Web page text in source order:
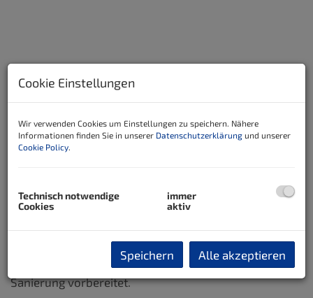
Beschreibung
steht in zentrale Lage von Bad Tatzmannsdorf!
Dieses Haus wurde bereits entkernt und für eine
Sanierung vorbereitet.
Cookie Einstellungen
Wir verwenden Cookies um Einstellungen zu speichern. Nähere
Informationen finden Sie in unserer Datenschutzerklärung und unserer
Cookie Policy
Technisch notwendige
Cookies
immer
aktiv
Speichern Alle akzeptieren